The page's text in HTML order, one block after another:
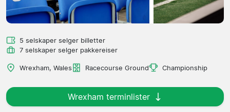
5 selskaper selger billetter
7 selskaper selger pakkereiser
Wrexham, Wales Racecourse Ground Championship
Wrexham terminlister